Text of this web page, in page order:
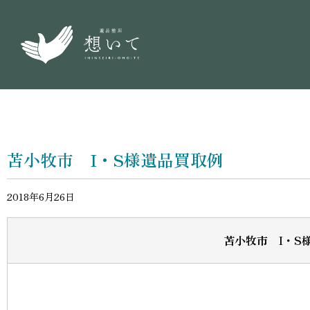
苫小牧市 I・S様遺品買取例
2018年6月26日
苫小牧市 I・S